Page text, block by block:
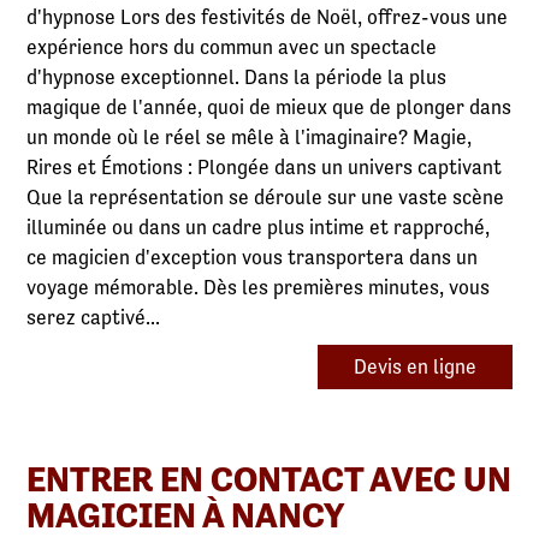
d'hypnose Lors des festivités de Noël, offrez-vous une
expérience hors du commun avec un spectacle
d'hypnose exceptionnel. Dans la période la plus
magique de l'année, quoi de mieux que de plonger dans
un monde où le réel se mêle à l'imaginaire? Magie,
Rires et Émotions : Plongée dans un univers captivant
Que la représentation se déroule sur une vaste scène
illuminée ou dans un cadre plus intime et rapproché,
ce magicien d'exception vous transportera dans un
voyage mémorable. Dès les premières minutes, vous
serez captivé...
Devis en ligne
ENTRER EN CONTACT AVEC UN
MAGICIEN À NANCY